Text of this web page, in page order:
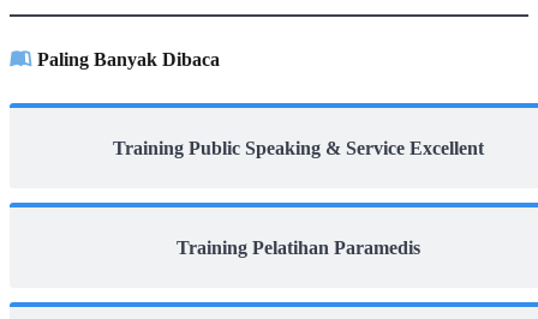
Paling Banyak Dibaca
Training Public Speaking & Service Excellent
Training Pelatihan Paramedis